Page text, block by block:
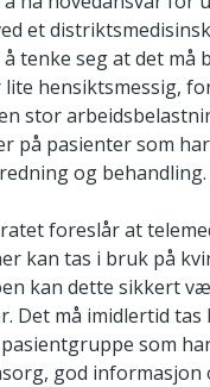
et
tenke seg at det må
lite hensiktsmessig,
stor
på pasienter som
og behandling.
foreslår at
kan tas i bruk på
kan dette sikkert
Det må imidlertid tas
som
god informasjon